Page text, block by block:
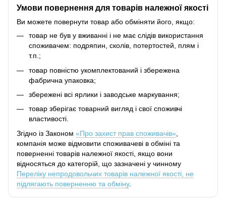
Умови повернення для товарів належної якості
Ви можете повернути товар або обміняти його, якщо:
товар не був у вживанні і не має слідів використання
споживачем: подряпин, сколів, потертостей, плям і
т.п.;
товар повністю укомплектований і збережена
фабрична упаковка;
збережені всі ярлики і заводське маркування;
товар зберігає товарний вигляд і свої споживчі
властивості.
Згідно із Законом «Про захист прав споживачів»
компанія може відмовити споживачеві в обміні та
поверненні товарів належної якості, якщо вони
відносяться до категорій, що зазначені у чинному
Переліку непродовольчих товарів належної якості, не
підлягають поверненню та обміну.